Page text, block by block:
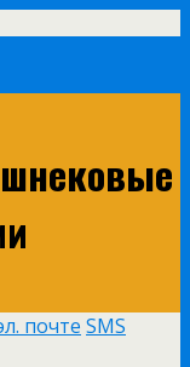
почте SMS